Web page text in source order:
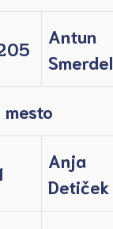
Antun
Smerdel
mesto
Anja
Detiček